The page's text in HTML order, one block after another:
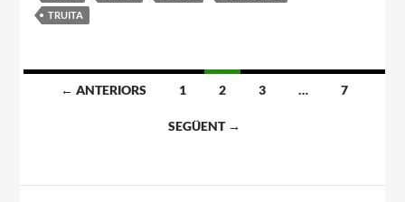
TRUITA
Navegació
entrades
← ANTERIORS 1 2 3 … 7
SEGÜENT →